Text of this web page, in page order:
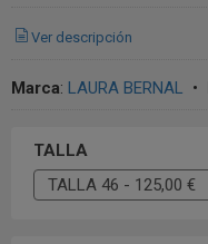
Ver descripción
Marca: LAURA BERNAL •
TALLA